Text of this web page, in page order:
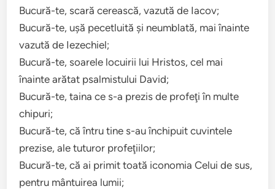
Bucură-te, scară cerească, vazută de Iacov;
Bucură-te, uşă pecetluită şi neumblată, mai înainte
vazută de Iezechiel;
Bucură-te, soarele locuirii lui Hristos, cel mai
înainte arătat psalmistului David;
Bucură-te, taina ce s-a prezis de profeţi în multe
chipuri;
Bucură-te, că întru tine s-au închipuit cuvintele
prezise, ale tuturor profeţiilor;
Bucură-te, că ai primit toată iconomia Celui de sus,
pentru mântuirea lumii;